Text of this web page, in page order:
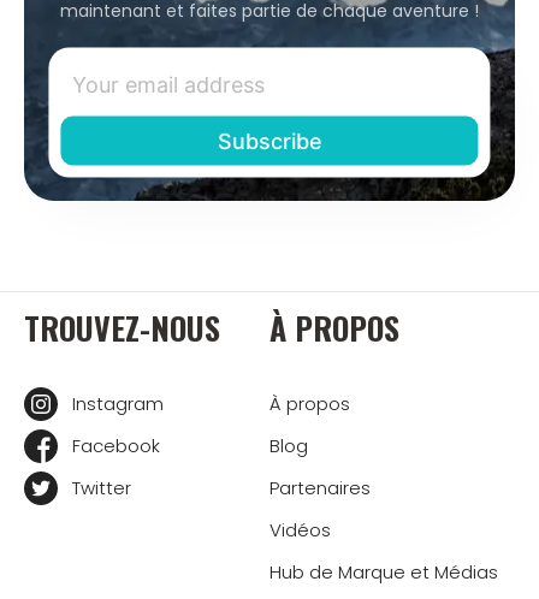
maintenant et faites partie de chaque aventure !
TROUVEZ-NOUS
Instagram
Facebook
Twitter
À PROPOS
À propos
Blog
Partenaires
Vidéos
Hub de Marque et Médias